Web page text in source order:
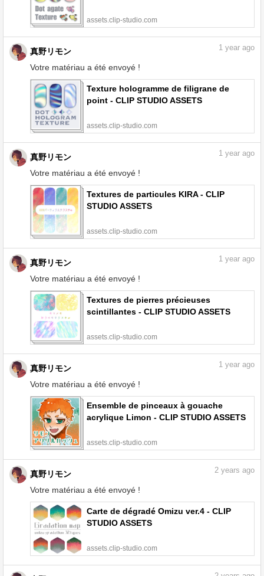
assets.clip-studio.com
真野リモン
Votre matériau a été envoyé !
1 year ago
Texture hologramme de filigrane de
point - CLIP STUDIO ASSETS
assets.clip-studio.com
真野リモン
Votre matériau a été envoyé !
1 year ago
Textures de particules KIRA - CLIP
STUDIO ASSETS
assets.clip-studio.com
真野リモン
Votre matériau a été envoyé !
1 year ago
Textures de pierres précieuses
scintillantes - CLIP STUDIO ASSETS
assets.clip-studio.com
真野リモン
Votre matériau a été envoyé !
1 year ago
Ensemble de pinceaux à gouache
acrylique Limon - CLIP STUDIO ASSETS
assets.clip-studio.com
真野リモン
Votre matériau a été envoyé !
2 years ago
Carte de dégradé Omizu ver.4 - CLIP
STUDIO ASSETS
assets.clip-studio.com